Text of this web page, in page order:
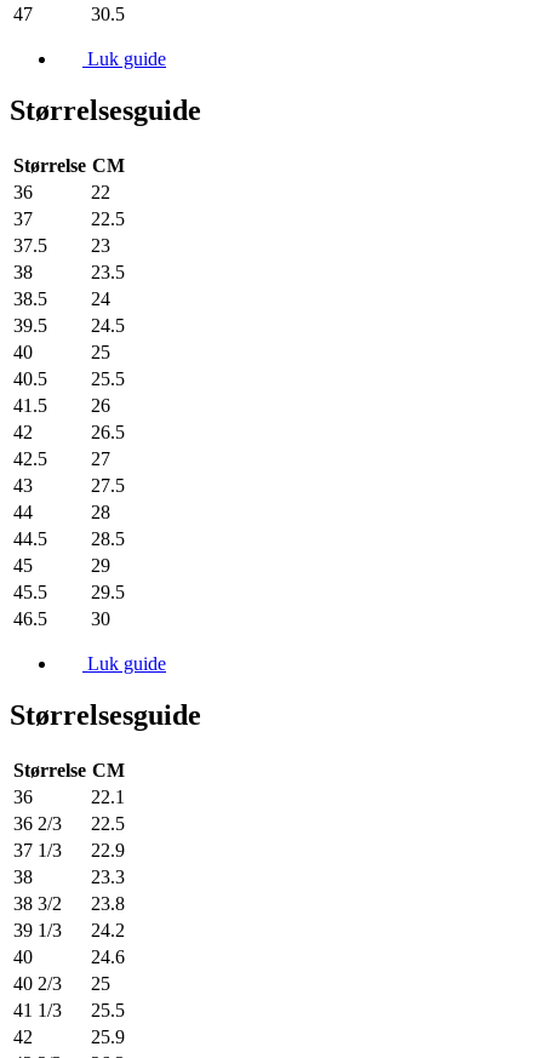
47
30.5
Luk guide
Størrelsesguide
Størrelse CM
36
22
37
22.5
37.5
23
38
23.5
38.5
24
39.5
24.5
40
25
40.5
25.5
41.5
26
42
26.5
42.5
27
43
27.5
44
28
44.5
28.5
45
29
45.5
29.5
46.5
30
Luk guide
Størrelsesguide
Størrelse CM
36
22.1
36 2/3
22.5
37 1/3
22.9
38
23.3
38 3/2
23.8
39 1/3
24.2
40
24.6
40 2/3
25
41 1/3
25.5
42
25.9